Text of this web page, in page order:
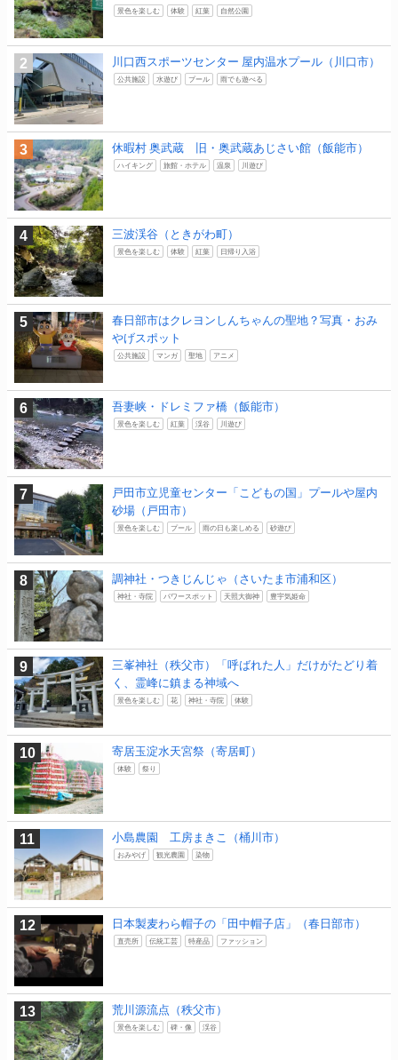
景色を楽しむ 体験 紅葉 自然公園
川口西スポーツセンター 屋内温水プール（川口市）
公共施設 水遊び プール 雨でも遊べる
休暇村 奥武蔵 旧・奥武蔵あじさい館（飯能市）
ハイキング 旅館・ホテル 温泉 川遊び
三波渓谷（ときがわ町）
景色を楽しむ 体験 紅葉 日帰り入浴
春日部市はクレヨンしんちゃんの聖地？写真・おみ
やげスポット
公共施設 マンガ 聖地 アニメ
吾妻峡・ドレミファ橋（飯能市）
景色を楽しむ 紅葉 渓谷 川遊び
戸田市立児童センター「こどもの国」プールや屋内
砂場（戸田市）
景色を楽しむ プール 雨の日も楽しめる 砂遊び
調神社・つきじんじゃ（さいたま市浦和区）
神社・寺院 パワースポット 天照大御神 豊宇気姫命
三峯神社（秩父市）「呼ばれた人」だけがたどり着
く、霊峰に鎮まる神域へ
景色を楽しむ 花 神社・寺院 体験
寄居玉淀水天宮祭（寄居町）
体験 祭り
小島農園 工房まきこ（桶川市）
おみやげ 観光農園 染物
日本製麦わら帽子の「田中帽子店」（春日部市）
直売所 伝統工芸 特産品 ファッション
荒川源流点（秩父市）
景色を楽しむ 碑・像 渓谷